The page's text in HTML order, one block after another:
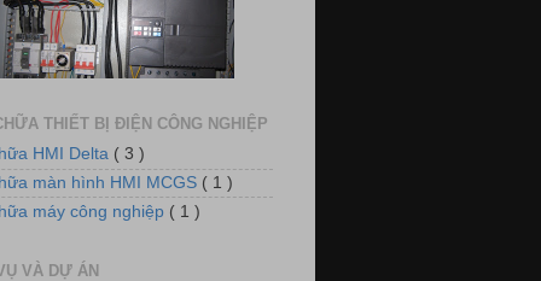
dụng biến tần VFD-E cho hệ thống
THIẾT BỊ ĐIỆN CÔNG NGHIỆP
HMI Delta ( 3 )
màn hình HMI MCGS ( 1 )
máy công nghiệp ( 1 )
VÀ DỰ ÁN